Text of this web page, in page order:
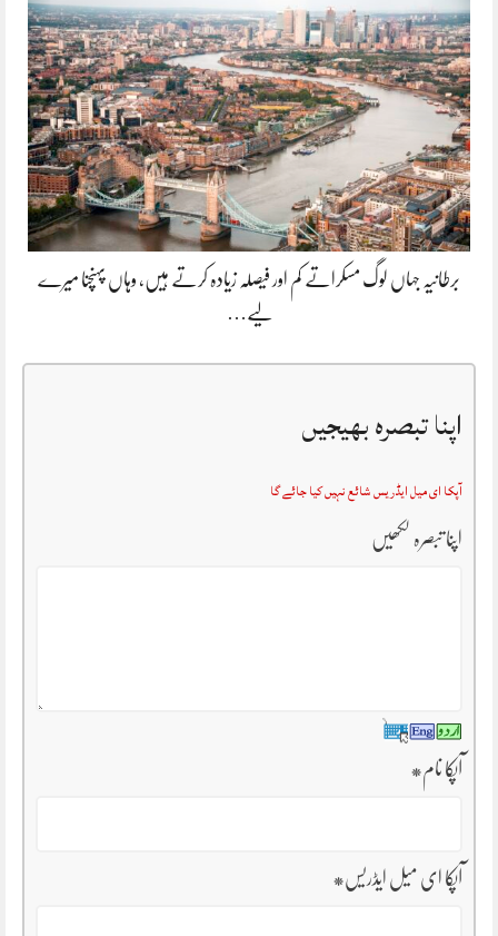
برطانیہ جہاں لوگ مسکراتے کم اور فیصلہ زیادہ کرتے ہیں، وہاں پہنچنا میرے
لیے…
اپنا تبصرہ بھیجیں
آپکا ای میل ایڈریس شائع نہیں کیا جائے گا
اپنا تبصرہ لکھیں
آپکا نام*
آپکا ای میل ایڈریس*